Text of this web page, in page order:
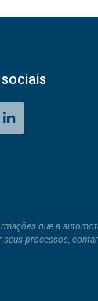
que a
processos,